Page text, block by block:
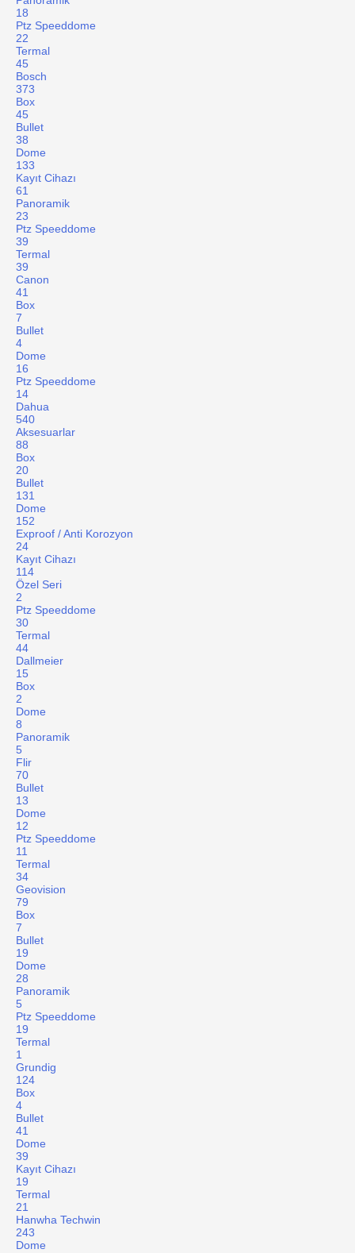
18
Ptz Speeddome
22
Termal
45
Bosch
373
Box
45
Bullet
38
Dome
133
Kayıt Cihazı
61
Panoramik
23
Ptz Speeddome
39
Termal
39
Canon
41
Box
7
Bullet
4
Dome
16
Ptz Speeddome
14
Dahua
540
Aksesuarlar
88
Box
20
Bullet
131
Dome
152
Exproof / Anti Korozyon
24
Kayıt Cihazı
114
Özel Seri
2
Ptz Speeddome
30
Termal
44
Dallmeier
15
Box
2
Dome
8
Panoramik
5
Flir
70
Bullet
13
Dome
12
Ptz Speeddome
11
Termal
34
Geovision
79
Box
7
Bullet
19
Dome
28
Panoramik
5
Ptz Speeddome
19
Termal
1
Grundig
124
Box
4
Bullet
41
Dome
39
Kayıt Cihazı
19
Termal
21
Hanwha Techwin
243
Dome